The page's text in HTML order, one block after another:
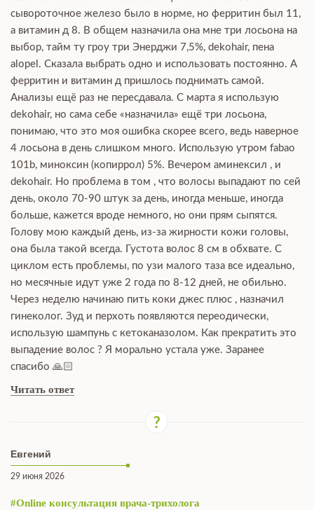
сывороточное железо было в норме, но ферритин был 11,
а витамин д 8. В общем назначила она мне три лосьона на
выбор, тайм ту гроу три Энерджи 7,5%, dekohair, пена
alopel. Сказала выбрать одно и использовать постоянно. А
ферритин и витамин д пришлось поднимать самой.
Анализы ещё раз не пересдавала. С марта я использую
dekohair, но сама себе «назначила» ещё три лосьона,
понимаю, что это моя ошибка скорее всего, ведь наверное
4 лосьона в день слишком много. Использую утром fabao
101b, миноксин (копиррол) 5%. Вечером аминексил , и
dekohair. Но проблема в том , что волосы выпадают по сей
день, около 70-90 штук за день, иногда меньше, иногда
больше, кажется вроде немного, но они прям сыпятся.
Голову мою каждый день, из-за жирности кожи головы,
она была такой всегда. Густота волос 8 см в обхвате. С
циклом есть проблемы, по узи малого таза все идеально,
но месячные идут уже 2 года по 8-12 дней, не обильно.
Через неделю начинаю пить коки джес плюс , назначил
гинеколог. Зуд и перхоть появляются переодически,
использую шампунь с кетоканазолом. Как прекратить это
выпадение волос ? Я морально устала уже. Заранее
спасибо 🙏🏻
Читать ответ
Евгений
29 июня 2026
#Online консультация врача-трихолога